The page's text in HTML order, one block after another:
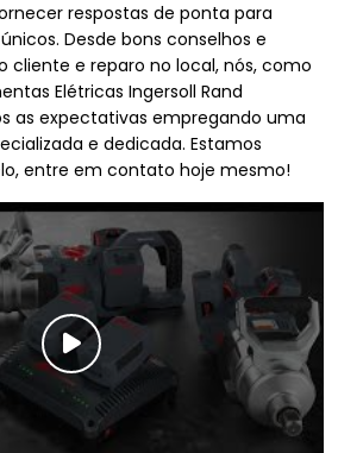
respostas de ponta para
Desde bons conselhos e
cliente e reparo no local, nós, como
Elétricas Ingersoll Rand
as expectativas empregando uma
e dedicada. Estamos
entre em contato hoje mesmo!